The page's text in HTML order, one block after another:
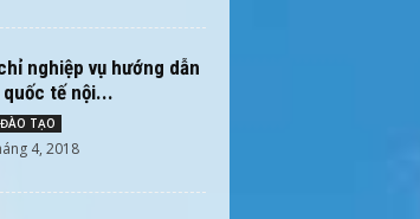
nghiệp vụ hướng dẫn
tế nội...
ĐÀO TẠO
4, 2018